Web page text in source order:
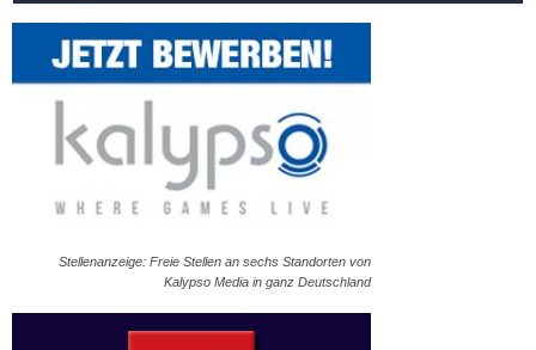
Stellenanzeige: Freie Stellen an sechs Standorten von
Kalypso Media in ganz Deutschland